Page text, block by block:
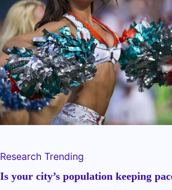
Research Trending
Is your city’s population keeping